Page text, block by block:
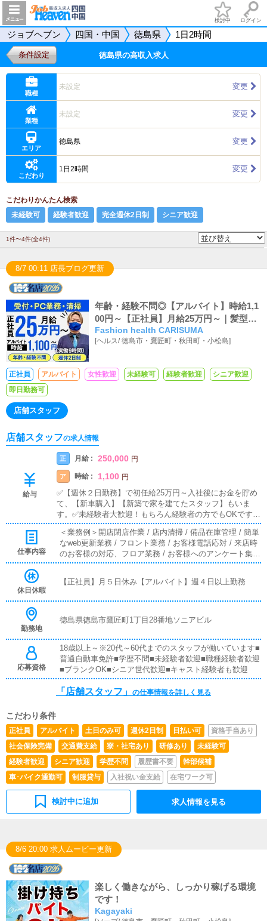
検討中 ログイン
ジョブヘブン 四国・中国 徳島県 1日2時間
条件設定 徳島県の高収入求人
職種
未設定 変更
業種
未設定 変更
エリア
徳島県 変更
こだわり
1日2時間 変更
こだわりかんたん検索
未経験可
経験者歓迎 完全週休2日制 シニア歓迎
1件〜4件(全4件)
8/7 00:11 店長ブログ更新
年齢・経験不問◎【アルバイト】時給1,1
00円～【正社員】月給25万円～｜髪型自
由
Fashion health CARISUMA
[ヘルス/徳島市・鷹匠町・秋田町・小松島]
正社員 アルバイト 女性歓迎 未経験可 経験者歓迎
シニア歓迎
即日勤務可
店舗スタッフ
店舗スタッフの求人情報
給与
正 月給 : 250,000 円
ア 時給 : 1,100 円
✅【週休２日勤務】で初任給25万円～入社後にお金を貯め
て、【新車購入】【新築で家を建てたスタッフ】もいま
す。✅未経験者大歓迎！もちろん経験者の方でもOKです。
✅有給休暇制度あり！家庭がある方や、プライベート重視
の方も安心の就業制度です《店舗スタッフ》(未経験者様大
歓迎)[社]：月給25万円～(経験は考慮他未経験者は３ヶ月の
試用期間あり)[ア]：時給1,100円～（試用期間あり）■試用
仕事内容
＜業務例＞開店閉店作業 / 店内清掃 / 備品在庫管理 / 簡単
なweb更新業務 / フロント業務 / お客様電話応対 / 来店時
のお客様の対応、フロア業務 / お客様へのアンケート集計
/フロントやホールでの接客業務や受付業務。清掃業務等
業などもありますが、未経験からでもスムーズに操作可能
す。予約の確認や、会計作業、注意事項の喚起などをお願
務内容を見ながら徐々に覚えていただきますので、未経験
の方でも安心して働けます。■PC更新業務ヘブンネットな
ど、ポータルサイト等の店舗情報更新作業を行っていただ
きます。キャストの出勤情報やイベント、求人ブログの作
更新時に簡単に文字が入力出来れば問題ありません。PC
掃や備品の管理・補充を行っていただきます。
休日休暇
【正社員】月５日休み【アルバイト】週４日以上勤務
勤務地
徳島県徳島市鷹匠町1丁目28番地ソニアビル
応募資格
18歳以上～※20代～60代までのスタッフが働いています■
普通自動車免許■学歴不問■未経験者歓迎■職種経験者歓迎
■ブランクOK■シニア世代歓迎■キャスト経験者も歓迎
「店舗スタッフ」 の仕事情報を詳しく見る
こだわり条件
正社員 アルバイト 土日のみ可 週休2日制 日払い可
資格手当あり
社会保険完備
交通費支給 寮・社宅あり 研修あり
未経験可
経験者歓迎
シニア歓迎 学歴不問 履歴書不要
幹部候補
車･バイク通勤可
制服貸与 入社祝い金支給 在宅ワーク可
検討中に追加 求人情報を見る
8/6 20:00 求人ムービー更新
楽しく働きながら、しっかり稼げる環境
です！
Kagayaki